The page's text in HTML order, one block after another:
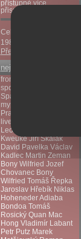
přístupné více
přispěvatelům.
Celkem hlasovalo:
19841 lidí.
Předchozí ankety
nejvyhledávanější
fromsport.com
sportlemon.tv
Sparta fotbal
myp2p.eu
Praha
livescorehunter.com
Leonard Leony
Kweuke Jiří Skalák
David Pavelka Václav
Kadlec Martin Zeman
Bony Wilfried Jozef
Chovanec Bony
Wilfried Tomáš Řepka
Jaroslav Hřebík Niklas
HohenederAdiaba
Bondoa Tomáš
Rosický Quan Mac
Hong Vladimír Labant
Petr Putz Marek